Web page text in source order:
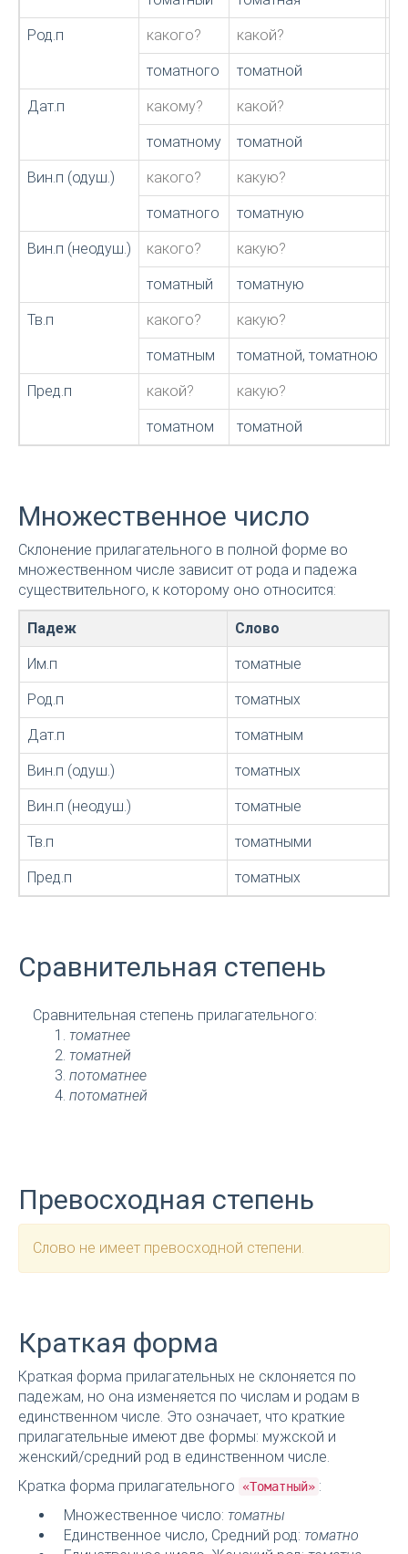
Род.п какого? какой?
томатного томатной
Дат.п какому? какой?
томатному томатной
Вин.п (одуш.) какого? какую?
томатного томатную
Вин.п (неодуш.) какого? какую?
томатный томатную
Тв.п какого? какую?
томатным томатной, томатною
Пред.п какой? какую?
томатном томатной
Множественное число
Склонение прилагательного в полной форме во
множественном числе зависит от рода и падежа
существительного, к которому оно относится:
Падеж Слово
Им.п томатные
Род.п томатных
Дат.п томатным
Вин.п (одуш.) томатных
Вин.п (неодуш.) томатные
Тв.п томатными
Пред.п томатных
Сравнительная степень
Сравнительная степень прилагательного:
томатнее
томатней
потоматнее
потоматней
Превосходная степень
Слово не имеет превосходной степени.
Краткая форма
Краткая форма прилагательных не склоняется по
падежам, но она изменяется по числам и родам в
единственном числе. Это означает, что краткие
прилагательные имеют две формы: мужской и
женский/средний род в единственном числе.
Кратка форма прилагательного
«Томатный» :
Множественное число: томатны
Единственное число, Средний род: томатно